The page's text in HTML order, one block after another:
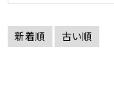
新着順 古い順